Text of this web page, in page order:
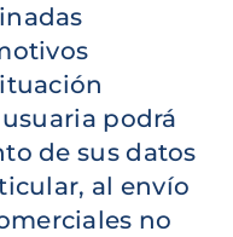
podrá
de sus datos
al envío
no